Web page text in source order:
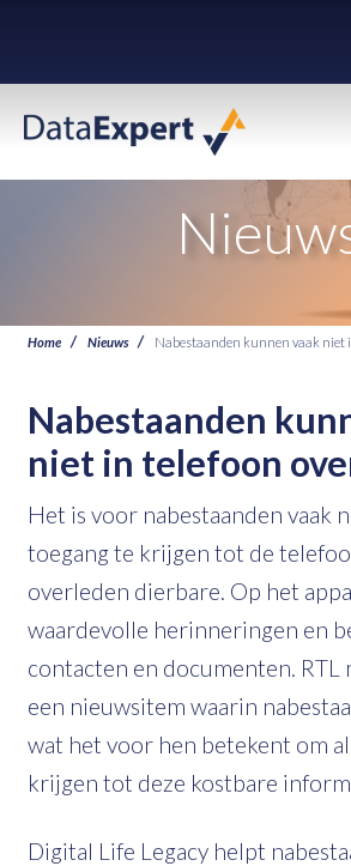
Home Nieuws Nabestaanden kunnen vaak niet
Nabestaanden
niet in telefoon
Het is voor nabestaanden vaak
toegang te krijgen tot de
overleden dierbare. Op het
waardevolle herinneringen en
contacten en documenten. RTL
een nieuwsitem waarin
wat het voor hen betekent om
krijgen tot deze kostbare
Digital Life Legacy helpt